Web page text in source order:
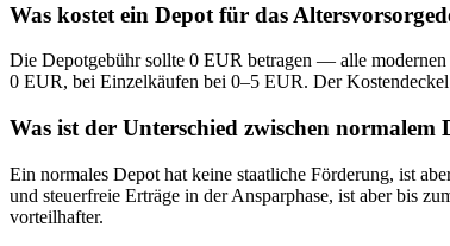
Was kostet ein Depot für das
Die Depotgebühr sollte 0 EUR betragen — alle
0 EUR, bei Einzelkäufen bei 0–5 EUR. Der
Was ist der Unterschied zwischen
Ein normales Depot hat keine staatliche Förderung, ist
und steuerfreie Erträge in der Ansparphase, ist aber bis
vorteilhafter.